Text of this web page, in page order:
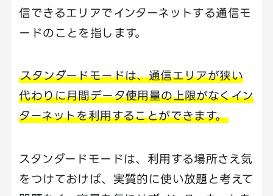
信できるエリアでインターネットする通信モ
ードのことを指します。
スタンダードモードは、通信エリアが狭い
代わりに月間データ使用量の上限がなくイン
ターネットを利用することができます。
スタンダードモードは、利用する場所さえ気
をつけておけば、実質的に使い放題と考えて